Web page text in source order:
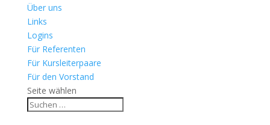
Über uns
Links
Logins
Für Referenten
Für Kursleiterpaare
Für den Vorstand
Seite wählen